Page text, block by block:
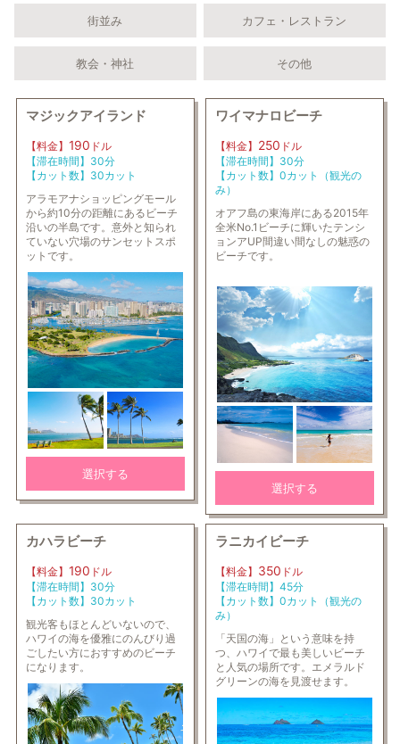
街並み カフェ・レストラン
教会・神社 その他
マジックアイランド
【料金】190 ドル
【滞在時間】30分
【カット数】30カット
アラモアナショッピングモール
から約10分の距離にあるビーチ
沿いの半島です。意外と知られ
ていない穴場のサンセットスポ
ットです。
選択する
ワイマナロビーチ
【料金】 250 ドル
【滞在時間】30分
【カット数】0カット（観光の
み）
オアフ島の東海岸にある2015年
全米No.1ビーチに輝いたテンシ
ョンアUP間違い間なしの魅惑の
ビーチです。
選択する
カハラビーチ
【料金】190 ドル
【滞在時間】30分
【カット数】30カット
観光客もほとんどいないので、
ハワイの海を優雅にのんびり過
ごしたい方におすすめのビーチ
になります。
ラニカイビーチ
【料金】 350 ドル
【滞在時間】45分
【カット数】0カット（観光の
み）
「天国の海」という意味を持
つ、ハワイで最も美しいビーチ
と人気の場所です。エメラルド
グリーンの海を見渡せます。